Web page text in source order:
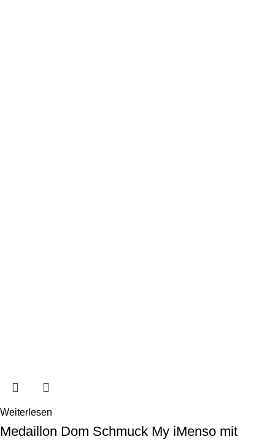
Weiterlesen
Medaillon Dom Schmuck My iMenso mit